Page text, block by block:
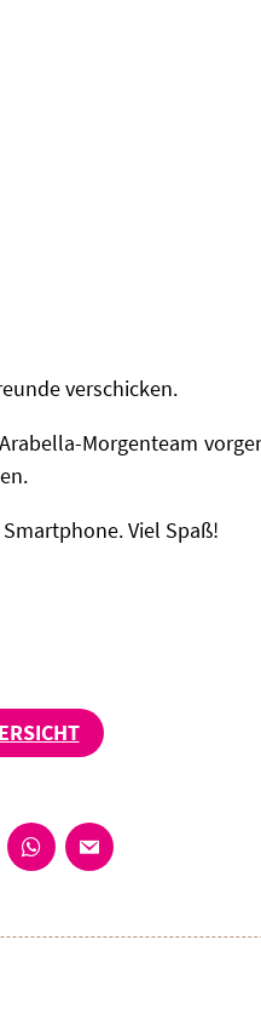
verschicken.
Morgenteam
Viel Spaß!